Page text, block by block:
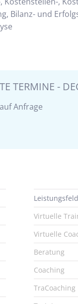
Bilanz- und
TERMINE -
Anfrage
Virtuelle
Virtuelle
Beratung
Coaching
TraCoaching